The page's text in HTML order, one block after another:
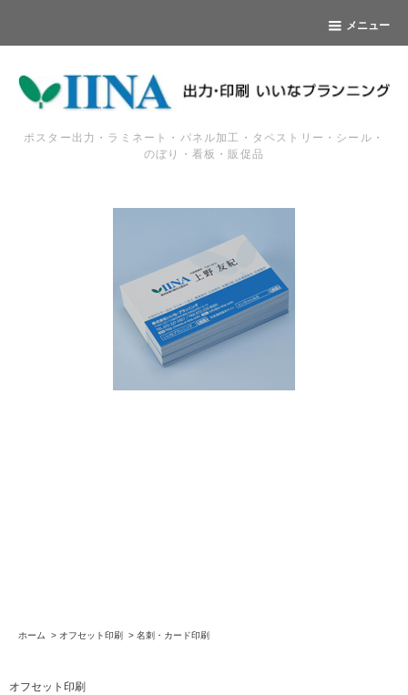
メニュー
ポスター出力・ラミネート・パネル加工・タペストリー・シール・
のぼり・看板・販促品
ホーム > オフセット印刷 > 名刺・カード印刷
オフセット印刷